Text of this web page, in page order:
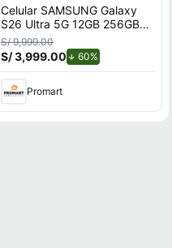
Celular SAMSUNG Galaxy
S26 Ultra 5G 12GB 256GB
Azul
S/ 9,999.00
S/ 3,999.00 60%de descuento.
Promart